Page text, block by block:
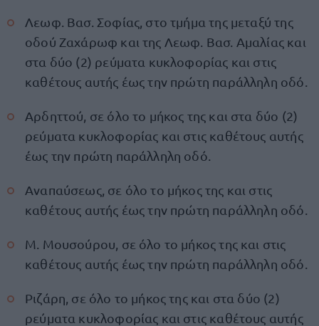
Λεωφ. Βασ. Σοφίας, στο τμήμα της μεταξύ της
οδού Ζαχάρωφ και της Λεωφ. Βασ. Αμαλίας και
στα δύο (2) ρεύματα κυκλοφορίας και στις
καθέτους αυτής έως την πρώτη παράλληλη οδό.
Αρδηττού, σε όλο το μήκος της και στα δύο (2)
ρεύματα κυκλοφορίας και στις καθέτους αυτής
έως την πρώτη παράλληλη οδό.
Αναπαύσεως, σε όλο το μήκος της και στις
καθέτους αυτής έως την πρώτη παράλληλη οδό.
Μ. Μουσούρου, σε όλο το μήκος της και στις
καθέτους αυτής έως την πρώτη παράλληλη οδό.
Ριζάρη, σε όλο το μήκος της και στα δύο (2)
ρεύματα κυκλοφορίας και στις καθέτους αυτής